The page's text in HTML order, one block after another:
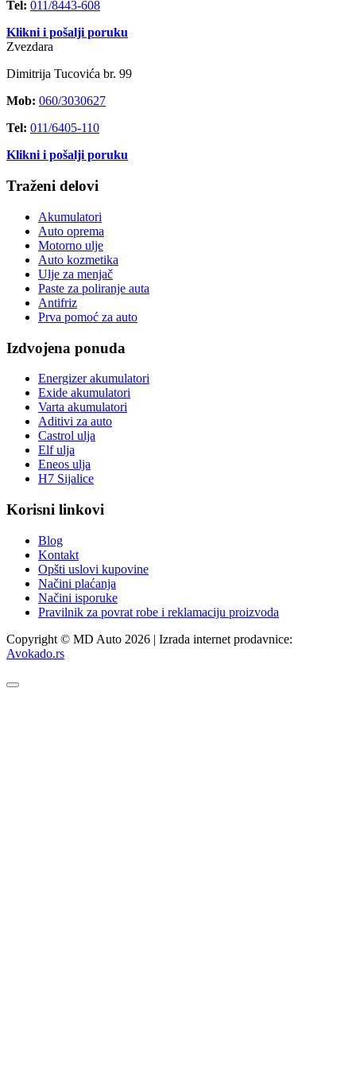
Tel: 011/8443-608
Klikni i pošalji poruku
Zvezdara
Dimitrija Tucovića br. 99
Mob: 060/3030627
Tel: 011/6405-110
Klikni i pošalji poruku
Traženi delovi
Akumulatori
Auto oprema
Motorno ulje
Auto kozmetika
Ulje za menjač
Paste za poliranje auta
Antifriz
Prva pomoć za auto
Izdvojena ponuda
Energizer akumulatori
Exide akumulatori
Varta akumulatori
Aditivi za auto
Castrol ulja
Elf ulja
Eneos ulja
H7 Sijalice
Korisni linkovi
Blog
Kontakt
Opšti uslovi kupovine
Načini plaćanja
Načini isporuke
Pravilnik za povrat robe i reklamaciju proizvoda
Copyright © MD Auto 2026 | Izrada internet prodavnice:
Avokado.rs